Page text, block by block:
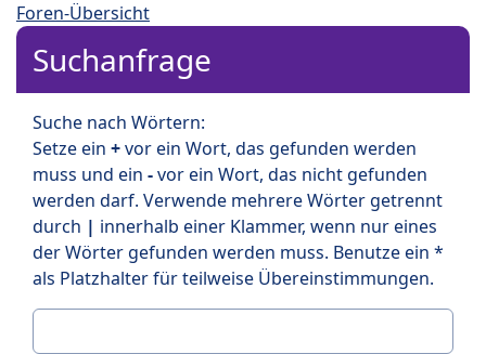
Foren-Übersicht
Suchanfrage
Suche nach Wörtern:
Setze ein +vor ein Wort, das gefunden werden
muss und ein -vor ein Wort, das nicht gefunden
werden darf. Verwende mehrere Wörter getrennt
durch | innerhalb einer Klammer, wenn nur eines
der Wörter gefunden werden muss. Benutze ein *
als Platzhalter für teilweise Übereinstimmungen.